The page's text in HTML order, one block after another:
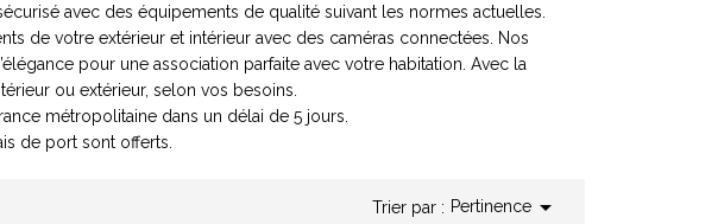
avec des équipements de qualité suivant les normes actuelles.
de votre extérieur et intérieur avec des caméras connectées. Nos
pour une association parfaite avec votre habitation. Avec la
ou extérieur, selon vos besoins.
métropolitaine dans un délai de 5 jours.
de port sont offerts.
Trier par : Pertinence 